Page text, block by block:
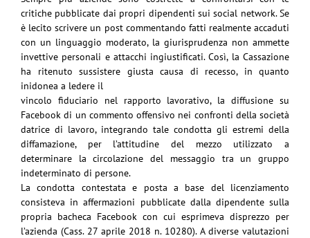
critiche pubblicate dai propri dipendenti sui social network.Se
è lecito scrivere un post commentando fatti realmente accaduti
con un linguaggio moderato, la giurisprudenza non ammette
invettive personali e attacchi ingiustificati.Così, la Cassazione
ha ritenuto sussistere giusta causa di recesso, in quanto
inidonea a ledere il
vincolo fiduciario nel rapporto lavorativo, la diffusione su
Facebook di un commento offensivo nei confronti della società
datrice di lavoro, integrando tale condotta gli estremi della
diffamazione, per l’attitudine del mezzo utilizzato a
determinare la circolazione del messaggio tra un gruppo
indeterminato di persone.
La condotta contestata e posta a base del licenziamento
consisteva in affermazioni pubblicate dalla dipendente sulla
propria bacheca Facebook con cui esprimeva disprezzo per
l’azienda (Cass. 27 aprile 2018 n. 10280). A diverse valutazioni